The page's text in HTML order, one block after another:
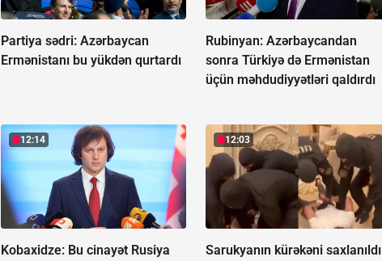
Partiya sədri: Azərbaycan
Ermənistanı bu yükdən qurtardı
Rubinyan: Azərbaycandan
sonra Türkiyə də Ermənistan
üçün məhdudiyyətləri qaldırdı
12:14
Kobaxidze: Bu cinayət Rusiya
12:03
Sarukyanın kürəkəni saxlanıldı